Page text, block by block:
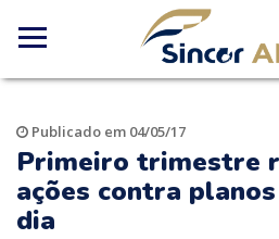
Publicado em 04/05/17
Primeiro trimestre
ações contra
dia